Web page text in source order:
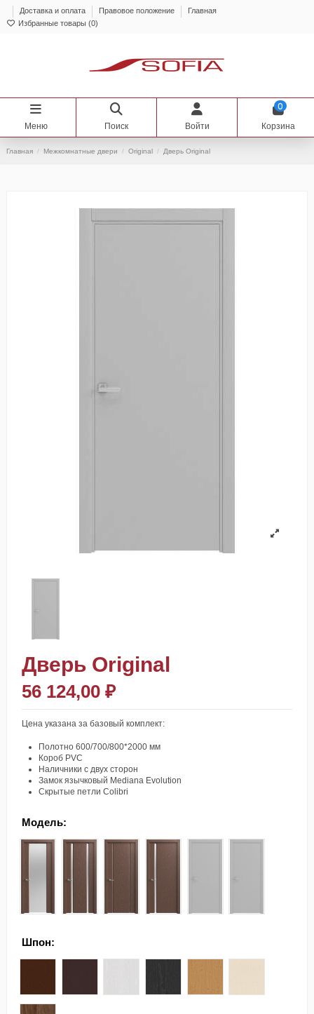
Доставка и оплата Правовое положение
Главная
Избранные товары (0)
Меню Поиск Войти
0
Корзина
Главная Межкомнатные двери Original Дверь Original
Дверь Original
56 124,00 ₽
Цена указана за базовый комплект:
Полотно 600/700/800*2000 мм
Короб PVC
Наличники с двух сторон
Замок язычковый Mediana Evolution
Скрытые петли Colibri
Модель:
Модель 01 Модель 02 Модель 03
Шпон: